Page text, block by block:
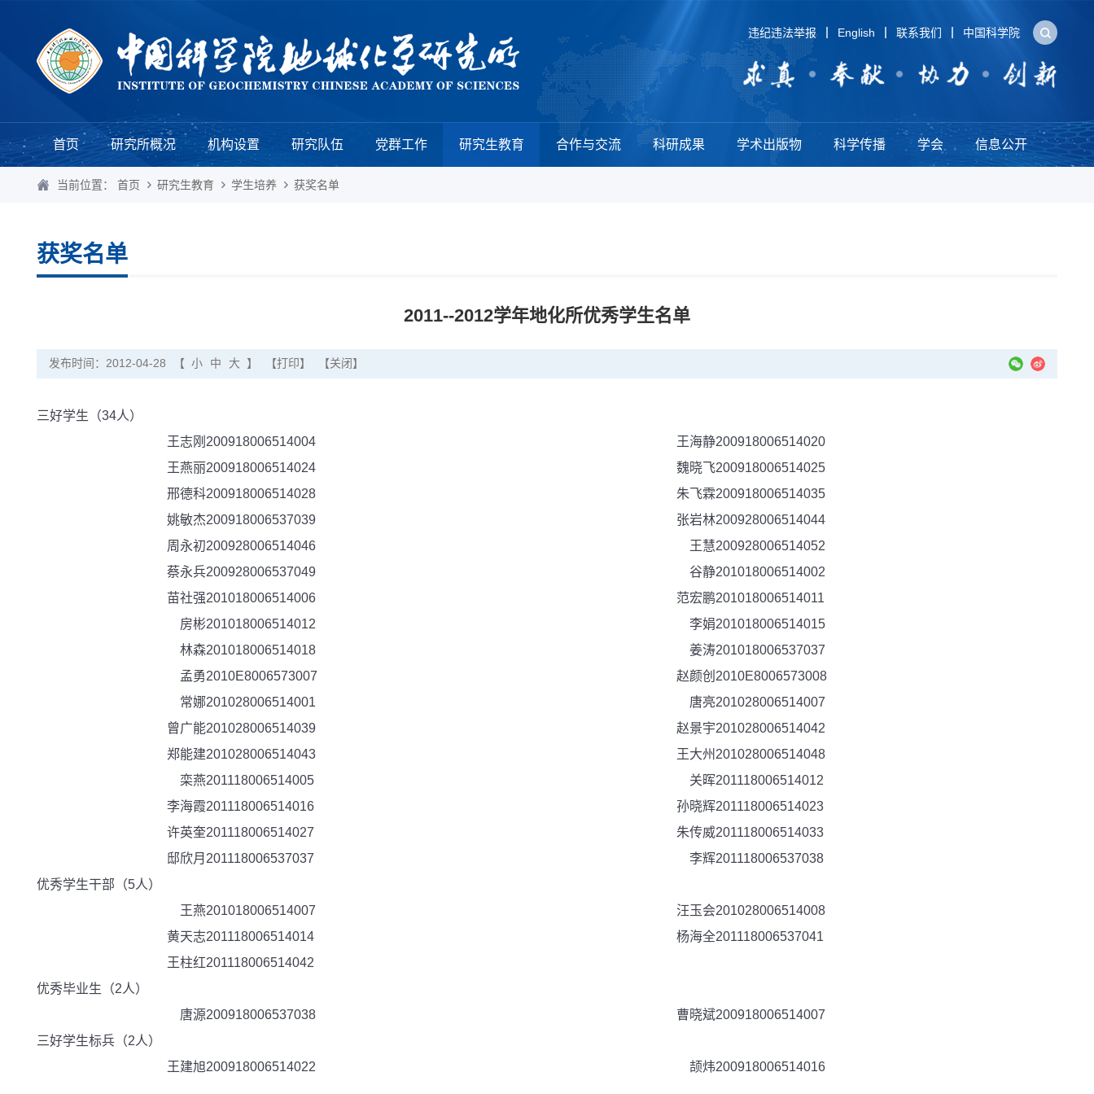
违纪违法举报 English 联系我们 中国科学院
首页 研究所概况 机构设置 研究队伍 党群工作 研究生教育 合作与交流 科研成果 学术出版物 科学传播 学会 信息公开
当前位置： 首页 研究生教育 学生培养 获奖名单
获奖名单
2011--2012学年地化所优秀学生名单
发布时间：2012-04-28 【 小 中 大 】 【打印】 【关闭】
三好学生（34人）
王志刚 200918006514004 王海静200918006514020
王燕丽200918006514024 魏晓飞200918006514025
邢德科200918006514028 朱飞霖200918006514035
姚敏杰200918006537039 张岩林200928006514044
周永初200928006514046 王慧200928006514052
蔡永兵200928006537049 谷静201018006514002
苗社强201018006514006 范宏鹏201018006514011
房彬201018006514012 李娟201018006514015
林森201018006514018 姜涛201018006537037
孟勇2010E8006573007 赵颜创 2010E8006573008
常娜201028006514001 唐亮201028006514007
曾广能201028006514039 赵景宇201028006514042
郑能建201028006514043 王大州 201028006514048
栾燕201118006514005 关晖201118006514012
李海霞201118006514016 孙晓辉201118006514023
许英奎201118006514027 朱传威201118006514033
邸欣月 201118006537037 李辉201118006537038
优秀学生干部（5人）
王燕201018006514007 汪玉会201028006514008
黄天志201118006514014 杨海全201118006537041
王柱红201118006514042
优秀毕业生（2人）
唐源200918006537038 曹晓斌200918006514007
三好学生标兵（2人）
王建旭200918006514022 颉炜200918006514016